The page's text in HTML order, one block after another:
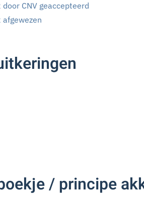
CNV geaccepteerd
/ principe